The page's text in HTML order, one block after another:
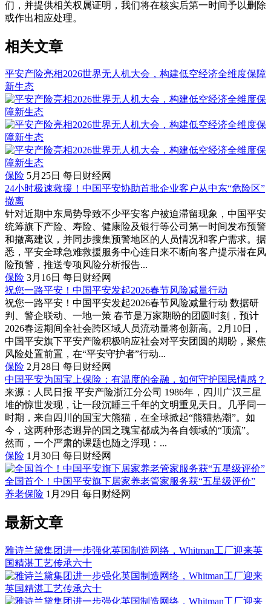
们，并提供相关权属证明，我们将在核实后第一时间予以删除
或作出相应处理。
相关文章
平安产险亮相2026世界无人机大会，构建低空经济全维度保障
新生态
保险 5月25日 每日财经网
24小时极速救援！中国平安协助首批企业客户从中东“危险区”
撤离
针对近期中东局势导致不少平安客户被迫滞留现象，中国平安
统筹旗下产险、寿险、健康险及银行等公司第一时间发布预警
和撤离建议，并同步搜集预警地区的人员情况和客户需求。据
悉，平安全球急难救援服务中心连日来不断向客户提示潜在风
险预警，推送专项风险分析报告...
保险 3月16日 每日财经网
祝您一路平安！中国平安发起2026春节风险减量行动
祝您一路平安！中国平安发起2026春节风险减量行动 数据研
判、警企联动、一地一策 春节是万家期盼的团圆时刻，预计
2026春运期间全社会跨区域人员流动量将创新高。2月10日，
中国平安旗下平安产险积极响应社会对平安团圆的期盼，聚焦
风险处置前置，在“平安守护者”行动...
保险 2月28日 每日财经网
中国平安为国宝上保险：有温度的金融，如何守护国民情感？
来源：人民日报 平安产险浙江分公司 1986年，四川广汉三星
堆的惊世发现，让一段沉睡三千年的文明重见天日。几乎同一
时期，来自四川的国宝大熊猫，在全球掀起“熊猫热潮”。如
今，这两种形态迥异的国之瑰宝都成为各自领域的“顶流”。
然而，一个严肃的课题也随之浮现：...
保险 1月30日 每日财经网
全国首个！中国平安旗下居家养老管家服务获“五星级评价”
养老保险 1月29日 每日财经网
最新文章
雅诗兰黛集团进一步强化英国制造网络，Whitman工厂迎来英
国精湛工艺传承六十